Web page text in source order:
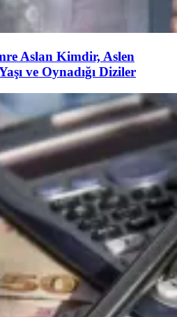
Aslan Kimdir, Aslen
ve Oynadığı Diziler